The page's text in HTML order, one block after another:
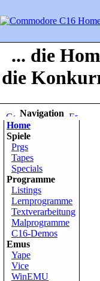
... die
die
Navigation
Home
Spiele
Prgs
Tapes
Specials
Programme
Listings
Lernprogramme
Textverarbeitung
Malprogramme
C16-Demos
Emus
Yape
Vice
WinEMU